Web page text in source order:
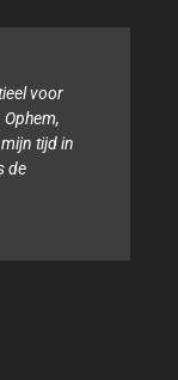
voor
tijd in